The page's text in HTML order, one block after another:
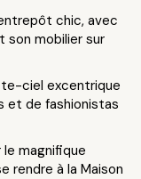
chic, avec
son mobilier sur
ciel excentrique
et de fashionistas
le magnifique
rendre à la Maison